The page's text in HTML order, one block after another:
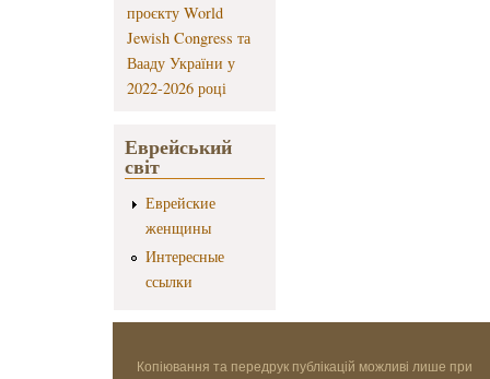
проєкту World
Jewish Congress та
Вааду України у
2022-2026 році
Еврейський
світ
Еврейские
женщины
Интересные
ссылки
Копіювання та передрук публікацій можливі лише при